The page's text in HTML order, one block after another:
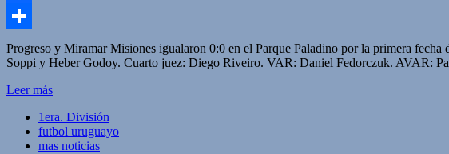
Facebook
Compartir
Progreso y Miramar Misiones igualaron 0:0 en el Parque Paladino por la primera
Soppi y Heber Godoy. Cuarto juez: Diego Riveiro. VAR: Daniel Fedorczuk. AVAR:
Leer más
1era. División
futbol uruguayo
mas noticias